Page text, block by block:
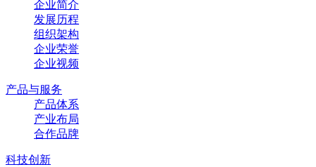
企业简介
发展历程
组织架构
企业荣誉
企业视频
产品与服务
产品体系
产业布局
合作品牌
科技创新